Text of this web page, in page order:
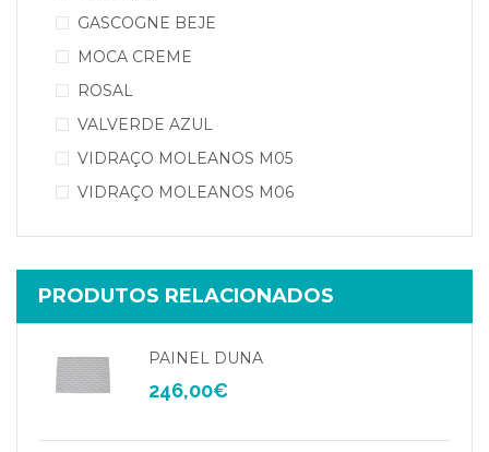
GASCOGNE BEJE
MOCA CREME
ROSAL
VALVERDE AZUL
VIDRAÇO MOLEANOS M05
VIDRAÇO MOLEANOS M06
PRODUTOS RELACIONADOS
PAINEL DUNA
246,00€